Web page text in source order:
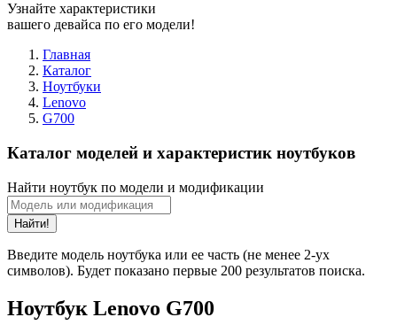
Узнайте характеристики
вашего девайса по его модели!
Главная
Каталог
Ноутбуки
Lenovo
G700
Каталог моделей и характеристик ноутбуков
Найти ноутбук по модели и модификации
Найти!
Введите модель ноутбука или ее часть (не менее 2-ух
символов). Будет показано первые 200 результатов поиска.
Ноутбук Lenovo G700